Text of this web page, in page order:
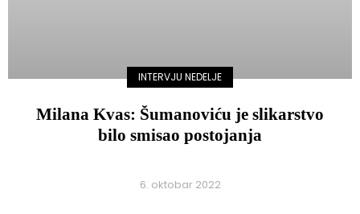
INTERVJU NEDELJE
Milana Kvas: Šumanoviću je slikarstvo
bilo smisao postojanja
6. oktobar 2022